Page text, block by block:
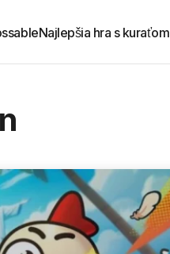
Najlepšia hra s kuraťom